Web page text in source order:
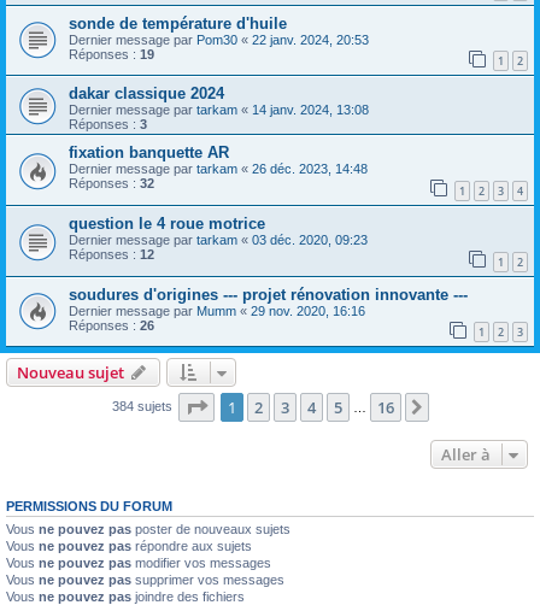
sonde de température d'huile
Dernier message par Pom30 « 22 janv. 2024, 20:53
Réponses : 19 1 2
dakar classique 2024
Dernier message par tarkam « 14 janv. 2024, 13:08
Réponses : 3
fixation banquette AR
Dernier message par tarkam « 26 déc. 2023, 14:48
Réponses : 32 1 2 3 4
question le 4 roue motrice
Dernier message par tarkam « 03 déc. 2020, 09:23
Réponses : 12 1 2
soudures d'origines --- projet rénovation innovante ---
Dernier message par Mumm « 29 nov. 2020, 16:16
Réponses : 26 1 2 3
Nouveau sujet
384 sujets Page 1sur16
1 2 3 4 5 16
Aller à
PERMISSIONS DU FORUM
Vous ne pouvez pas poster de nouveaux sujets
Vous ne pouvez pas répondre aux sujets
Vous ne pouvez pas modifier vos messages
Vous ne pouvez pas supprimer vos messages
Vous ne pouvez pas joindre des fichiers